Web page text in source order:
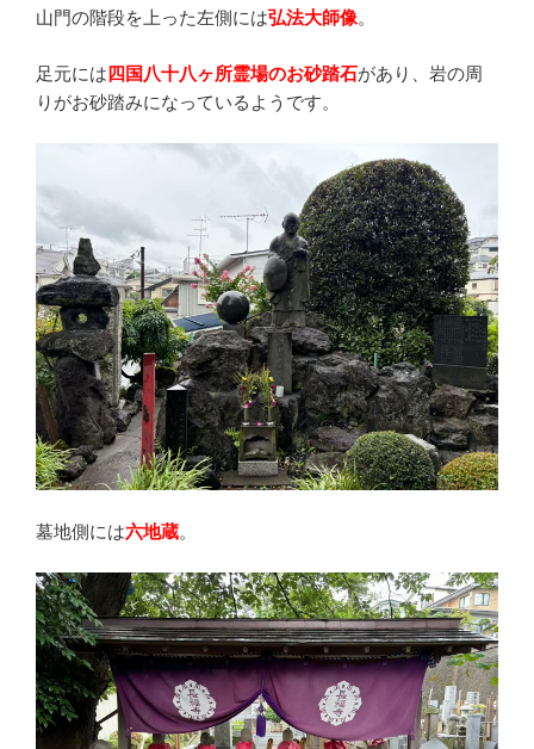
山門の階段を上った左側には弘法大師像。
足元には四国八十八ヶ所霊場のお砂踏石があり、岩の周
りがお砂踏みになっているようです。
墓地側には六地蔵。